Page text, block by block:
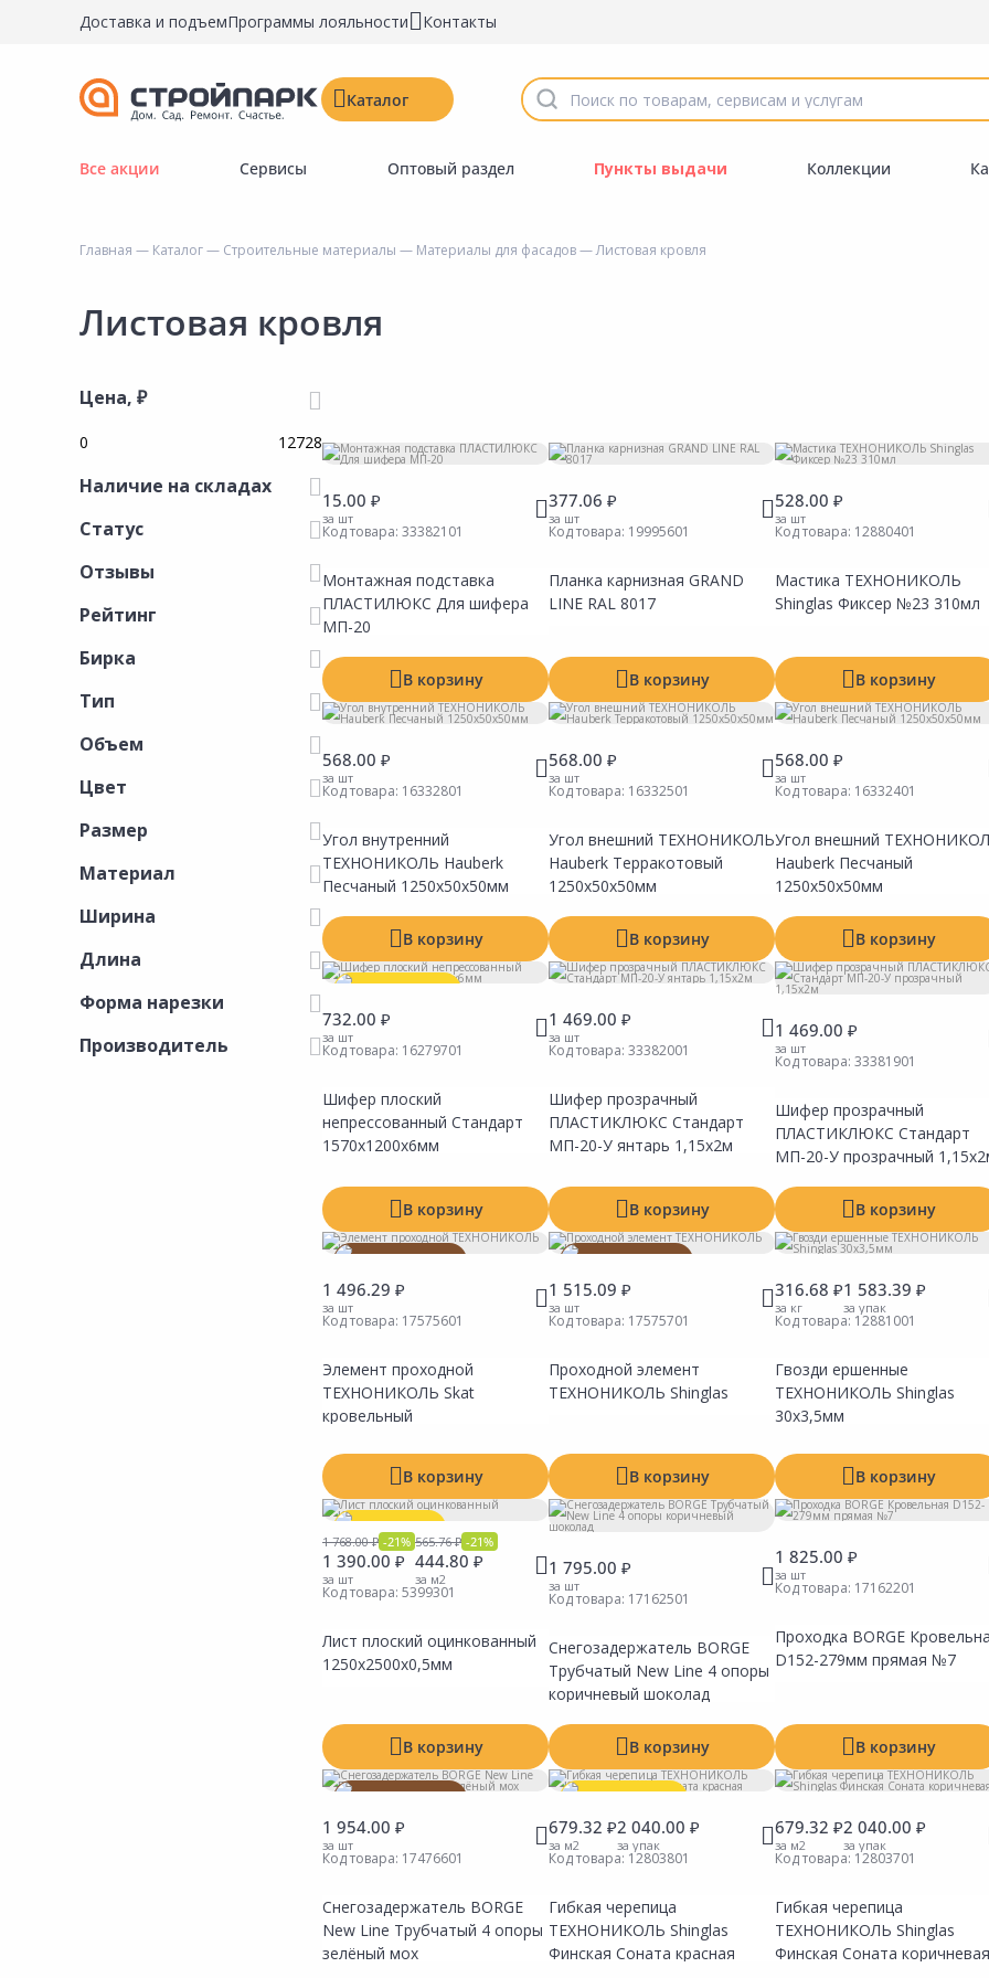
Доставка и подъемПрограммы лояльности Контакты
Каталог
Строительные материалы
Инструменты и крепёж
Керамическая плитка
Инженерная электрика
Вентиляция, климатическое оборудование
Освещение
Отопление, водоснабжение, канализация
Сантехника, мебель для ванной комнаты
Сауны и бани
Интерьер, текстиль, камины, оформление
окон, картины
Хранение и порядок
Товары для дома, подарки, бытовая химия
Кухни, мойки, смесители, бытовая техника
Туризм и отдых
Автотовары
Сад и огород
Все акции Сервисы Оптовый раздел Пункты выдачи Коллекции
Главная — Каталог— Строительные материалы — Материалы для фасадов— Листовая кровля
Листовая кровля
Цена, ₽
Наличие на складах
Статус
Отзывы
Рейтинг
Бирка
Тип
Объем
Цвет
Размер
Материал
Ширина
Длина
Форма нарезки
Производитель
15.00 ₽
за шт
Код товара: 33382101
Монтажная подставка
ПЛАСТИЛЮКС Для шифера
МП-20
В корзину
377.06 ₽
за шт
Код товара: 19995601
Планка карнизная GRAND
LINE RAL 8017
В корзину
528.00 ₽
за шт
Код товара: 12880401
Мастика ТЕХНОНИКОЛЬ
Shinglas Фиксер №23 310мл
В корзину
568.00 ₽
за шт
Код товара: 16332801
Угол внутренний
ТЕХНОНИКОЛЬ Hauberk
Песчаный 1250х50х50мм
В корзину
568.00 ₽
за шт
Код товара: 16332501
Угол внешний ТЕХНОНИКОЛЬ
Hauberk Терракотовый
1250х50х50мм
В корзину
568.00 ₽
за шт
Код товара: 16332401
Угол внешний
Hauberk Песчаный
1250х50х50мм
В корзину
Выгодная цена
732.00 ₽
за шт
Код товара: 16279701
Шифер плоский
непрессованный Стандарт
1570х1200х6мм
В корзину
1 469.00 ₽
за шт
Код товара: 33382001
Шифер прозрачный
ПЛАСТИКЛЮКС Стандарт
МП-20-У янтарь 1,15х2м
В корзину
1 469.00 ₽
за шт
Код товара: 33381901
Шифер прозрачный
ПЛАСТИКЛЮКС Стандарт
МП-20-У прозрачный
В корзину
Товар под заказ
1 496.29 ₽
за шт
Код товара: 17575601
Элемент проходной
ТЕХНОНИКОЛЬ Skat
кровельный
В корзину
Товар под заказ
1 515.09 ₽
за шт
Код товара: 17575701
Проходной элемент
ТЕХНОНИКОЛЬ Shinglas
В корзину
316.68 ₽
за кг
1 583.39 ₽
за упак
Код товара: 12881001
Гвозди ершенные
ТЕХНОНИКОЛЬ Shinglas
30х3,5мм
В корзину
Акция*
кратно листу
1 768.00 ₽ -21%
1 390.00 ₽
за шт
565.76 ₽ -21%
444.80 ₽
за м2
Код товара: 5399301
Лист плоский оцинкованный
1250x2500x0,5мм
В корзину
1 795.00 ₽
за шт
Код товара: 17162501
Снегозадержатель BORGE
Трубчатый New Line 4 опоры
коричневый шоколад
В корзину
1 825.00 ₽
за шт
Код товара: 17162201
Проходка BORGE
D152-279мм прямая №7
В корзину
Товар под заказ
1 954.00 ₽
за шт
Код товара: 17476601
Снегозадержатель BORGE
New Line Трубчатый 4 опоры
зелёный мох
Выгодная цена
679.32 ₽
за м2
2 040.00 ₽
за упак
Код товара: 12803801
Гибкая черепица
ТЕХНОНИКОЛЬ Shinglas
Финская Соната красная
679.32 ₽
за м2
2 040.00 ₽
за упак
Код товара: 12803701
Гибкая черепица
ТЕХНОНИКОЛЬ Shinglas
Финская Соната коричневая